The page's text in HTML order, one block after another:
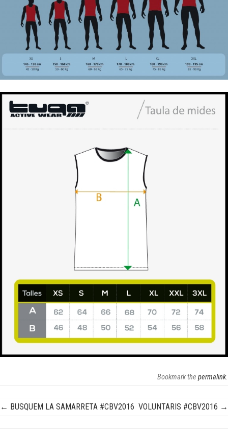
Bookmark the permalink.
Post navigation
← BUSQUEM LA SAMARRETA #CBV2016 VOLUNTARIS #CBV2016 →